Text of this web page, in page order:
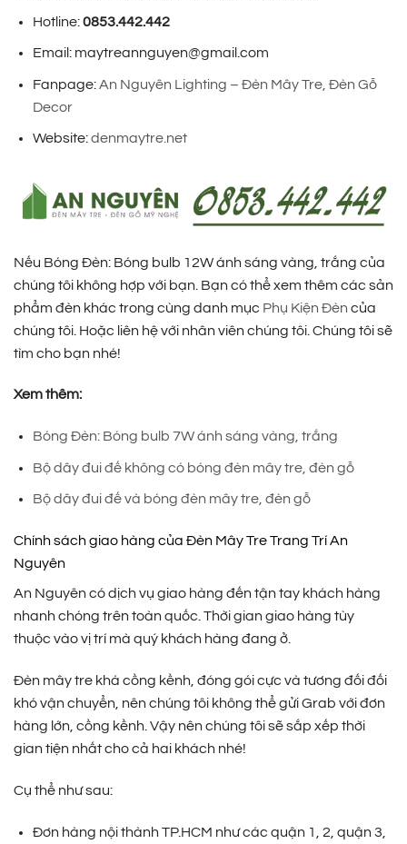
Hotline:0853.442.442
Email: maytreannguyen@gmail.com
Fanpage:An Nguyên Lighting – Đèn Mây Tre, Đèn Gỗ
Decor
Website:denmaytre.net
Nếu Bóng Đèn: Bóng bulb 12W ánh sáng vàng, trắng của
chúng tôi không hợp với bạn. Bạn có thể xem thêm các sản
phẩm đèn khác trong cùng danh mục Phụ Kiện Đèn của
chúng tôi. Hoặc liên hệ với nhân viên chúng tôi. Chúng tôi sẽ
tìm cho bạn nhé!
Xem thêm:
Bóng Đèn: Bóng bulb 7W ánh sáng vàng, trắng
Bộ dây đui đế không có bóng đèn mây tre, đèn gỗ
Bộ dây đui đế và bóng đèn mây tre, đèn gỗ
Chính sách giao hàng của Đèn Mây Tre Trang Trí An
Nguyên
An Nguyên có dịch vụ giao hàng đến tận tay khách hàng
nhanh chóng trên toàn quốc. Thời gian giao hàng tùy
thuộc vào vị trí mà quý khách hàng đang ở.
Đèn mây tre khá cồng kềnh, đóng gói cực và tương đối đối
khó vận chuyển, nên chúng tôi không thể gửi Grab với đơn
hàng lớn, cồng kềnh. Vậy nên chúng tôi sẽ sắp xếp thời
gian tiện nhất cho cả hai khách nhé!
Cụ thể như sau:
Đơn hàng nội thành TP.HCM như các quận 1, 2, quận 3,